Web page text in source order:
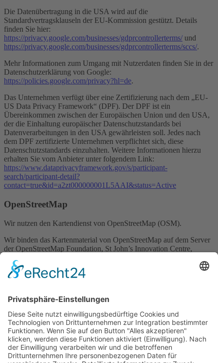
Die Datenübertragung in die USA wird auf die
Standardvertragsklauseln der EU-Kommission gestützt. Details
finden Sie hier:
https://privacy.google.com/businesses/gdprcontrollerterms/ und
https://privacy.google.com/businesses/gdprcontrollerterms/sccs/.
Mehr Informationen zum Umgang mit Nutzerdaten finden Sie in der
Datenschutzerklärung von Google:
https://policies.google.com/privacy?hl=de.
Das Unternehmen verfügt über eine Zertifizierung nach dem „EU-
US Data Privacy Framework“ (DPF). Der DPF ist ein
Übereinkommen zwischen der Europäischen Union und den USA,
der die Einhaltung europäischer Datenschutzstandards bei
Datenverarbeitungen in den USA gewährleisten soll. Jedes nach
dem DPF zertifizierte Unternehmen verpflichtet sich, diese
Datenschutzstandards einzuhalten. Weitere Informationen hierzu
erhalten Sie vom Anbieter unter folgendem Link:
https://www.dataprivacyframework.gov/s/participant-
search/participant-detail?
contact=true&id=a2zt000000001L5AAI&status=Active
OpenStreetMap
Wir nutzen den Kartendienst von OpenStreetMap (OSM).
Wir binden das Kartenmaterial von OpenStreetMap auf dem Server
der OpenStreetMap Foundation, St John’s Innovation Centre,
Großbritannien gilt als datenschutzrechtlich sicherer Drittstaat. Das
bedeutet, dass Großbritannien ein Datenschutzniveau aufweist, das
den Servern der OpenStreetMap-Foundation hergestellt. Dabei
können u. a. Ihre IP-Adresse und weitere Informationen über Ihr
Verhalten auf dieser Website an die OSMF weitergeleitet werden.
OpenStreetMap speichert hierzu unter Umständen Cookies in Ihrem
Browser oder setzt vergleichbare Wiedererkennungstechnologien
ein.